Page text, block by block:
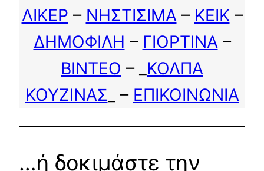
ΛΙΚΕΡ – ΝΗΣΤΙΣΙΜΑ– ΚΕΙΚ–
ΔΗΜΟΦΙΛΗ – ΓΙΟΡΤΙΝΑ–
ΒΙΝΤΕΟ – _ ΚΟΛΠΑ
ΚΟΥΖΙΝΑΣ _ – ΕΠΙΚΟΙΝΩΝΙΑ
…ή δοκιμάστε την